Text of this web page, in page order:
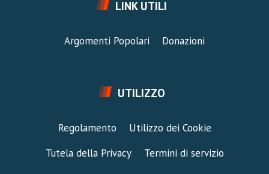
LINK UTILI
Argomenti Popolari Donazioni
UTILIZZO
Regolamento
Utilizzo dei Cookie
Tutela della Privacy
Termini di servizio